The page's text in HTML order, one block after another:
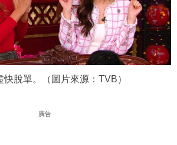
脫單。（圖片來源：TVB）
廣告